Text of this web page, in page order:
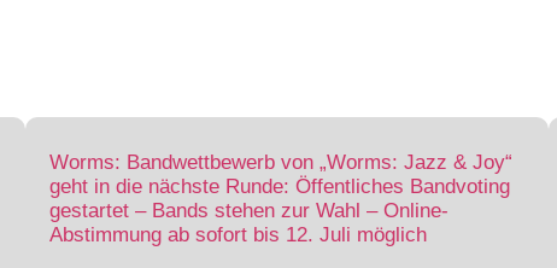
Worms: Bandwettbewerb von „Worms: Jazz & Joy“
geht in die nächste Runde: Öffentliches Bandvoting
gestartet – Bands stehen zur Wahl – Online-
Abstimmung ab sofort bis 12. Juli möglich